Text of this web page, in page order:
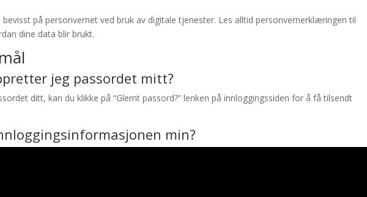
på personvernet ved bruk av digitale tjenester. Les alltid personvernerklæringen til
dine data blir brukt.
jeg passordet mitt?
ditt, kan du klikke på “Glemt passord?” lenken på innloggingssiden for å få tilsendt
min?